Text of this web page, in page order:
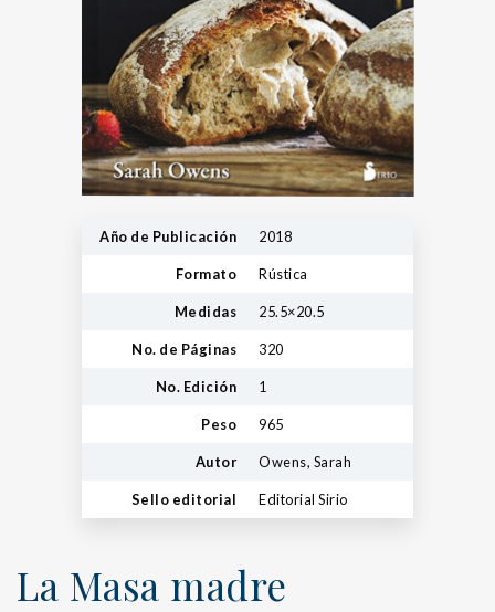
Año de Publicación 2018
Formato Rústica
Medidas 25.5×20.5
No. de Páginas 320
No. Edición 1
Peso 965
Autor Owens, Sarah
Sello editorial Editorial Sirio
La Masa madre